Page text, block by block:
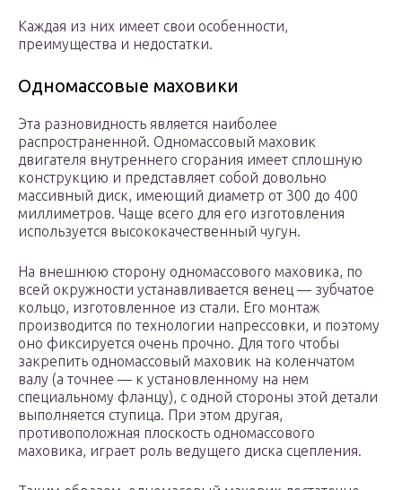
Каждая из них имеет свои особенности,
преимущества и недостатки.
Одномассовые маховики
Эта разновидность является наиболее
распространенной. Одномассовый маховик
двигателя внутреннего сгорания имеет сплошную
конструкцию и представляет собой довольно
массивный диск, имеющий диаметр от 300 до 400
миллиметров. Чаще всего для его изготовления
используется высококачественный чугун.
На внешнюю сторону одномассового маховика, по
всей окружности устанавливается венец — зубчатое
кольцо, изготовленное из стали. Его монтаж
производится по технологии напрессовки, и поэтому
оно фиксируется очень прочно. Для того чтобы
закрепить одномассовый маховик на коленчатом
валу (а точнее — к установленному на нем
специальному фланцу), с одной стороны этой детали
выполняется ступица. При этом другая,
противоположная плоскость одномассового
маховика, играет роль ведущего диска сцепления.